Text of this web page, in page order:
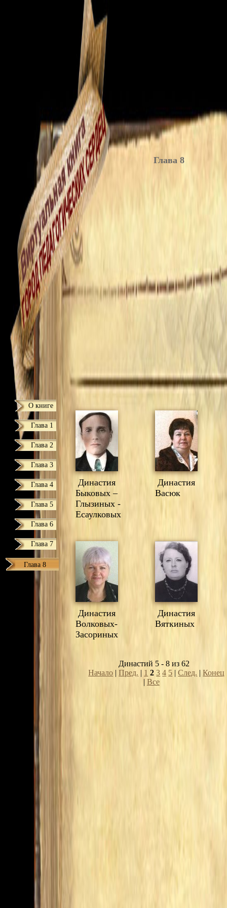
О книге
Глава 1
Глава 2
Глава 3
Глава 4
Глава 5
Глава 6
Глава 7
Глава 8
Глава 8
Династия
Быковых –
Глызиных -
Есаулковых
Династия
Васюк
Династия
Волковых-
Засориных
Династия
Вяткиных
Династий 5 - 8 из 62
Начало |Пред. | 1 2 3 4 5 |След. |Конец
| Все